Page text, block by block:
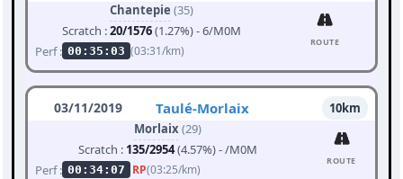
Chantepie (35)
Scratch :20/1576(1.27%) - 6/M0M
Perf : 00:35:03 (03:31/km)
ROUTE
03/11/2019 Taulé-Morlaix
10km
Morlaix(29)
Scratch : 135/2954(4.57%) - /M0M
Perf : 00:34:07 RP(03:25/km)
ROUTE